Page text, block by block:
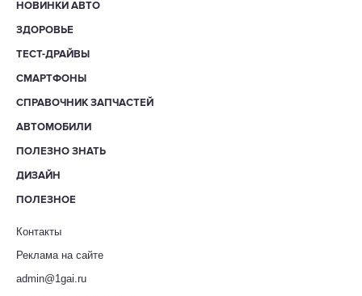
НОВИНКИ АВТО
ЗДОРОВЬЕ
ТЕСТ-ДРАЙВЫ
СМАРТФОНЫ
СПРАВОЧНИК ЗАПЧАСТЕЙ
АВТОМОБИЛИ
ПОЛЕЗНО ЗНАТЬ
ДИЗАЙН
ПОЛЕЗНОЕ
Контакты
Реклама на сайте
admin@1gai.ru